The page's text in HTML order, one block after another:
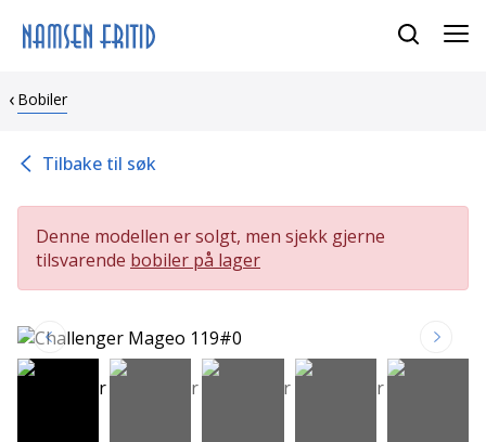
Bobiler
Tilbake til søk
Denne modellen er solgt, men sjekk gjerne
tilsvarende bobiler på lager